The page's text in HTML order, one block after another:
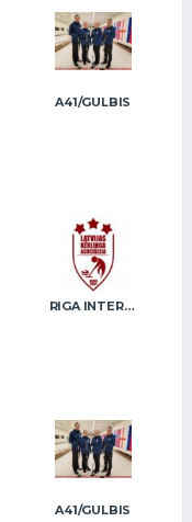
A41/GULBIS
RIGA INTERNATIONAL CURLING CLUB / GRAY
A41/GULBIS